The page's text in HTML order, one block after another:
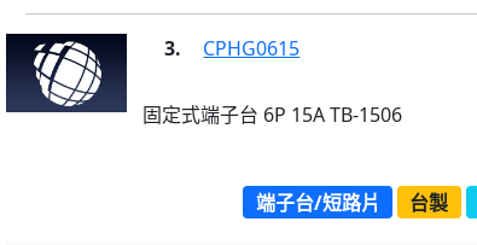
3. CPHG0615
固定式端子台 6P 15A TB-1506
端子台/短路片 台製